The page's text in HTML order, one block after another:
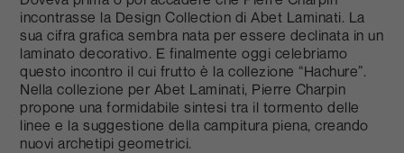
incontrasse la Design Collection di Abet Laminati. La
sua cifra grafica sembra nata per essere declinata in un
laminato decorativo. E finalmente oggi celebriamo
questo incontro il cui frutto è la collezione “Hachure”.
Nella collezione per Abet Laminati, Pierre Charpin
propone una formidabile sintesi tra il tormento delle
linee e la suggestione della campitura piena, creando
nuovi archetipi geometrici.